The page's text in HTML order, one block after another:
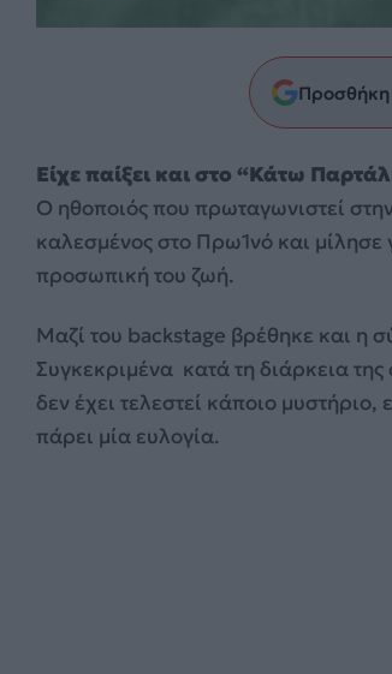
Προσθήκη
Είχε παίξει και στο “Κάτω
Ο ηθοποιός που πρωταγωνιστεί
καλεσμένος στο Πρω1νό και
προσωπική του ζωή.
Μαζί του backstage βρέθηκε και η
Συγκεκριμένα κατά τη διάρκεια
δεν έχει τελεστεί κάποιο
πάρει μία ευλογία.